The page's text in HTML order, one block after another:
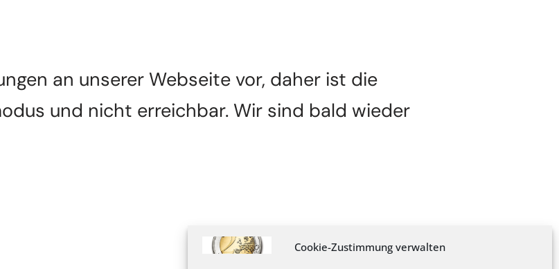
Cookie-Zustimmung verwalten
an unserer Webseite vor, daher ist die
und nicht erreichbar. Wir sind bald wieder